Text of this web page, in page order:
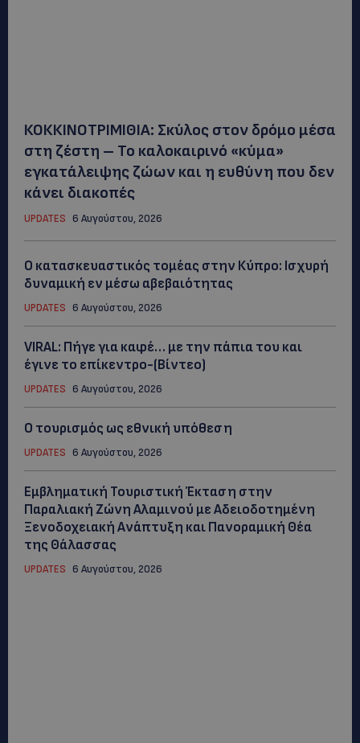
ΚΟΚΚΙΝΟΤΡΙΜΙΘΙΑ: Σκύλος στον δρόμο μέσα
στη ζέστη – Το καλοκαιρινό «κύμα»
εγκατάλειψης ζώων και η ευθύνη που δεν
κάνει διακοπές
UPDATES 6 Αυγούστου, 2026
Ο κατασκευαστικός τομέας στην Κύπρο: Ισχυρή
δυναμική εν μέσω αβεβαιότητας
UPDATES 6 Αυγούστου, 2026
VIRAL: Πήγε για καφέ… με την πάπια του και
έγινε το επίκεντρο-(Βίντεο)
UPDATES 6 Αυγούστου, 2026
Ο τουρισμός ως εθνική υπόθεση
UPDATES 6 Αυγούστου, 2026
Εμβληματική Τουριστική Έκταση στην
Παραλιακή Ζώνη Αλαμινού με Αδειοδοτημένη
Ξενοδοχειακή Ανάπτυξη και Πανοραμική Θέα
της Θάλασσας
UPDATES 6 Αυγούστου, 2026